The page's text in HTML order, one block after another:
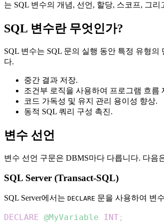
는 SQL 변수의 개념, 선언, 할당, 스코프, 그
SQL 변수란 무엇인가?
SQL 변수는 SQL 문의 실행 동안 특정 유형
다.
중간 결과 저장.
조건부 로직을 사용하여 프로그램 흐름
코드 가독성 및 유지 관리 용이성 향상.
동적 SQL 쿼리 구성 촉진.
변수 선언
변수 선언 구문은 DBMS마다 다릅니다. 다음
SQL Server (Transact-SQL)
SQL Server에서는 DECLARE 문을 사용하여 변
DECLARE @MyVariable INT ;